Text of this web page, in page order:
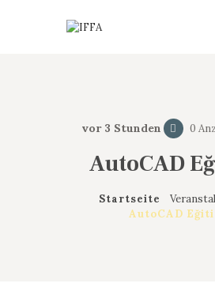
vor 3 Stunden 0
AutoCAD
Startseite
AutoCAD